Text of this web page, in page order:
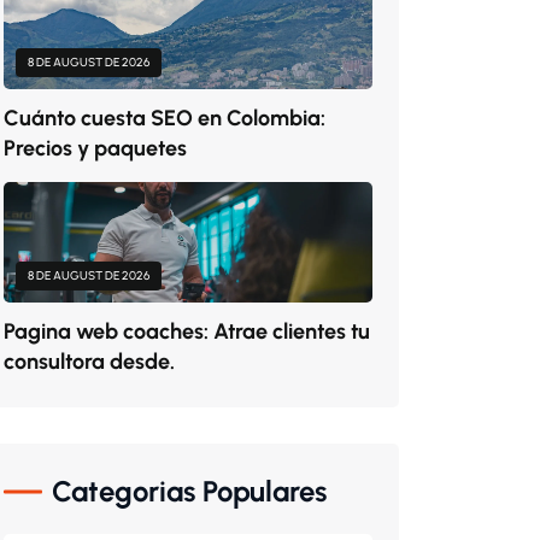
8 DE AUGUST DE 2026
Cuánto cuesta SEO en Colombia:
Precios y paquetes
8 DE AUGUST DE 2026
Pagina web coaches: Atrae clientes tu
consultora desde.
Categorias Populares